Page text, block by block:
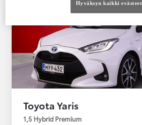
Toyota Yaris
1,5 Hybrid Premium
Hyväksyn kaikki evästeet